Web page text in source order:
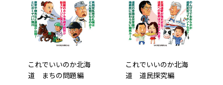
これでいいのか北海
道 まちの問題編
これでいいのか北海
道 道民探究編